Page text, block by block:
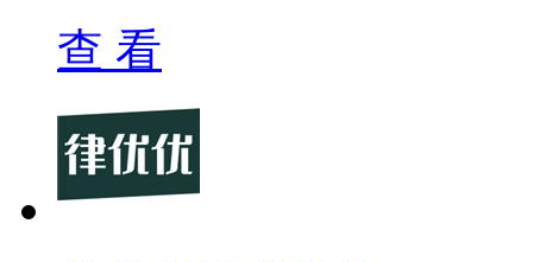
查 看